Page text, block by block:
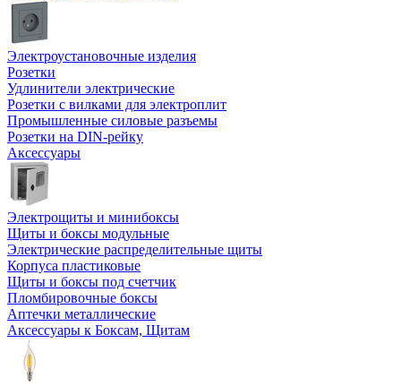
Электроустановочные изделия
Розетки
Удлинители электрические
Розетки с вилками для электроплит
Промышленные силовые разъемы
Розетки на DIN-рейку
Аксессуары
Электрощиты и минибоксы
Щиты и боксы модульные
Электрические распределительные щиты
Корпуса пластиковые
Щиты и боксы под счетчик
Пломбировочные боксы
Аптечки металлические
Аксессуары к Боксам, Щитам